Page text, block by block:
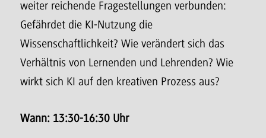
weiter reichende Fragestellungen verbunden:
Gefährdet die KI-Nutzung die
Wissenschaftlichkeit? Wie verändert sich das
Verhältnis von Lernenden und Lehrenden? Wie
wirkt sich KI auf den kreativen Prozess aus?
Wann: 13:30-16:30 Uhr